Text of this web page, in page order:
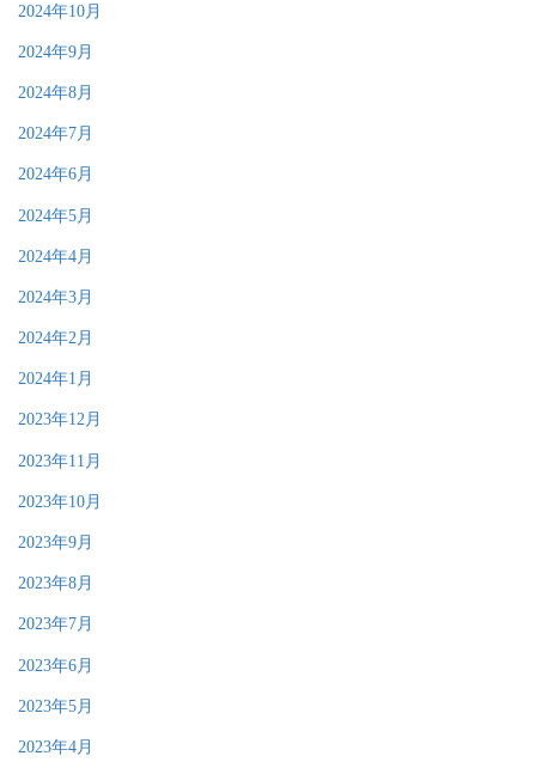
2024年10月
2024年9月
2024年8月
2024年7月
2024年6月
2024年5月
2024年4月
2024年3月
2024年2月
2024年1月
2023年12月
2023年11月
2023年10月
2023年9月
2023年8月
2023年7月
2023年6月
2023年5月
2023年4月